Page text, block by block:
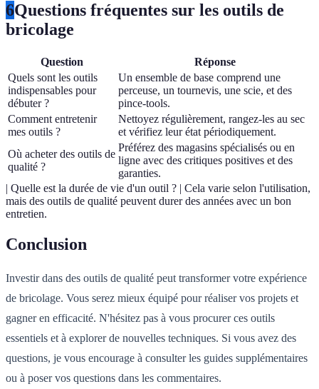
6Questions fréquentes sur les outils de
bricolage
Question
Réponse
Quels sont les outils
indispensables pour
débuter ?
Un ensemble de base comprend une
perceuse, un tournevis, une scie, et des
pince-tools.
Comment entretenir
mes outils ?
Nettoyez régulièrement, rangez-les au sec
et vérifiez leur état périodiquement.
Où acheter des outils de
qualité ?
Préférez des magasins spécialisés ou en
ligne avec des critiques positives et des
garanties.
| Quelle est la durée de vie d'un outil ? | Cela varie selon l'utilisation,
mais des outils de qualité peuvent durer des années avec un bon
entretien.
Conclusion
Investir dans des outils de qualité peut transformer votre expérience
de bricolage. Vous serez mieux équipé pour réaliser vos projets et
gagner en efficacité. N'hésitez pas à vous procurer ces outils
essentiels et à explorer de nouvelles techniques. Si vous avez des
questions, je vous encourage à consulter les guides supplémentaires
ou à poser vos questions dans les commentaires.